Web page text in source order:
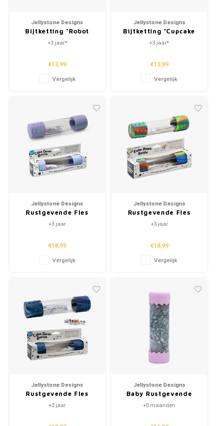
Jellystone Designs
Bijtketting "Robot
Camo"
+3 jaar*
€13,99
Vergelijk
Jellystone Designs
Bijtketting "Cupcake
Pastel"
+3 jaar*
€13,99
Vergelijk
Jellystone Designs
Rustgevende Fles
"Eenhoorn" (DIY)
+3 jaar
€18,99
Vergelijk
Jellystone Designs
Rustgevende Fles
"Regenboog" (DIY)
+3 jaar
€18,99
Vergelijk
Jellystone Designs
Rustgevende Fles
"Galaxy" (DIY)
+3 jaar
Jellystone Designs
Baby Rustgevende
Fles "Bubblegum"
+0 maanden